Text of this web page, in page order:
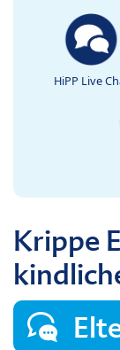
HiPP Live
Krippe